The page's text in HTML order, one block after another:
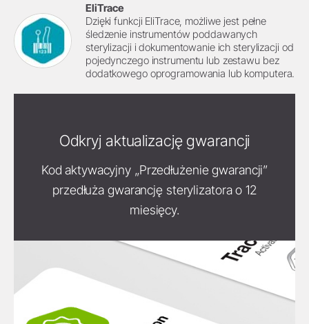
EliTrace
Dzięki funkcji EliTrace, możliwe jest pełne
śledzenie instrumentów poddawanych
sterylizacji i dokumentowanie ich sterylizacji od
pojedynczego instrumentu lub zestawu bez
dodatkowego oprogramowania lub komputera.
Odkryj aktualizację gwarancji
Kod aktywacyjny „Przedłużenie gwarancji”
przedłuża gwarancję sterylizatora o 12
miesięcy.